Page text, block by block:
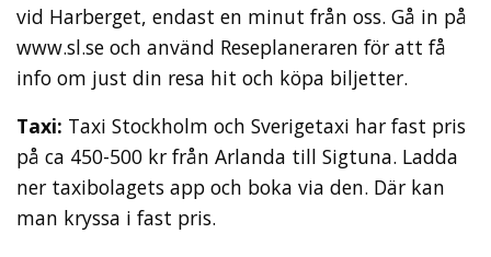
vid Harberget, endast en minut från oss. Gå in på
www.sl.se och använd Reseplaneraren för att få
info om just din resa hit och köpa biljetter.
Taxi: Taxi Stockholm och Sverigetaxi har fast pris
på ca 450-500 kr från Arlanda till Sigtuna. Ladda
ner taxibolagets app och boka via den. Där kan
man kryssa i fast pris.